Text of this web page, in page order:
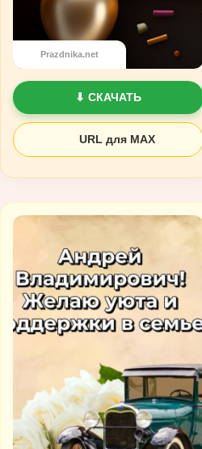
Prazdnika.net
⬇ СКАЧАТЬ
URL для MAX